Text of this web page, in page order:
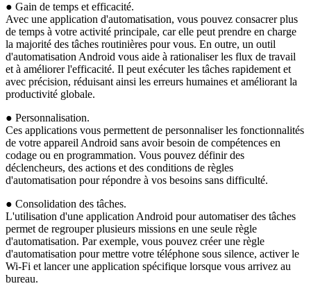
● Gain de temps et efficacité.
Avec une application d'automatisation, vous pouvez consacrer plus
de temps à votre activité principale, car elle peut prendre en charge
la majorité des tâches routinières pour vous. En outre, un outil
d'automatisation Android vous aide à rationaliser les flux de travail
et à améliorer l'efficacité. Il peut exécuter les tâches rapidement et
avec précision, réduisant ainsi les erreurs humaines et améliorant la
productivité globale.
● Personnalisation.
Ces applications vous permettent de personnaliser les fonctionnalités
de votre appareil Android sans avoir besoin de compétences en
codage ou en programmation. Vous pouvez définir des
déclencheurs, des actions et des conditions de règles
d'automatisation pour répondre à vos besoins sans difficulté.
● Consolidation des tâches.
L'utilisation d'une application Android pour automatiser des tâches
permet de regrouper plusieurs missions en une seule règle
d'automatisation. Par exemple, vous pouvez créer une règle
d'automatisation pour mettre votre téléphone sous silence, activer le
Wi-Fi et lancer une application spécifique lorsque vous arrivez au
bureau.